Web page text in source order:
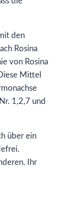
den
Rosina
von Rosina
Mittel
1,2,7 und
über ein
Ihr